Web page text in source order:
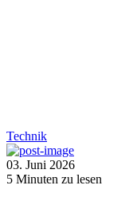
Technik
03. Juni 2026
5 Minuten zu lesen